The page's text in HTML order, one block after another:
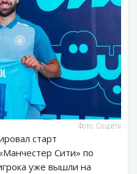
Фото: Соцсети
старт
Сити» по
уже вышли на